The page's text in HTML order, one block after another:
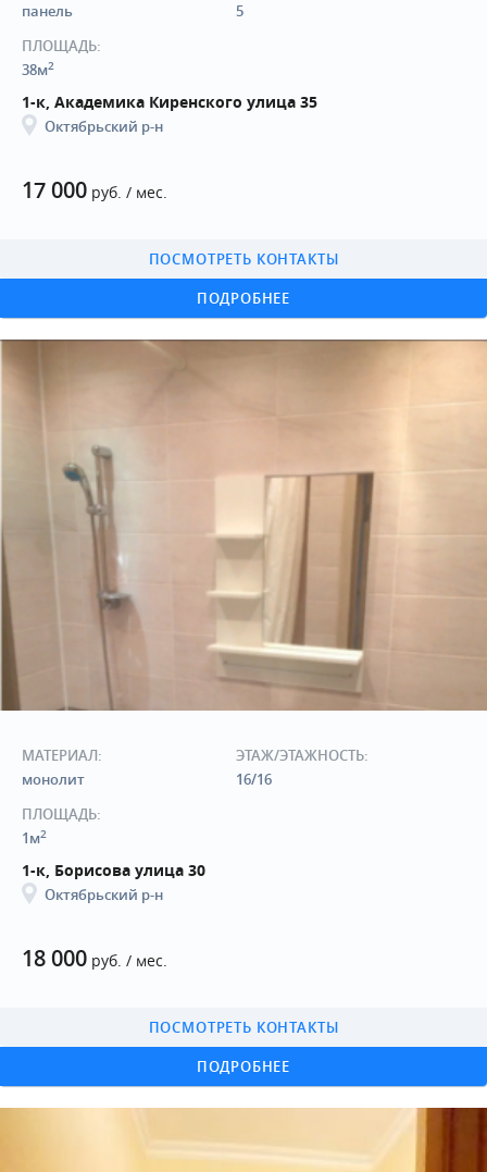
17 000 руб. / мес.
1-к, Академика Киренского улица 35
Октябрьский р-н
ПОДРОБНЕЕ
ПОСМОТРЕТЬ КОНТАКТЫ
панель
5
ПЛОЩАДЬ:
38м2
18 000 руб. / мес.
1-к, Борисова улица 30
Октябрьский р-н
ПОДРОБНЕЕ
ПОСМОТРЕТЬ КОНТАКТЫ
МАТЕРИАЛ:
монолит
ЭТАЖ/ЭТАЖНОСТЬ:
16/16
ПЛОЩАДЬ:
1м2